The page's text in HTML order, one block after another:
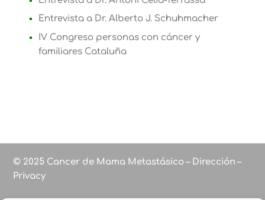
Entrevista a Dr. Alberto J. Schuhmacher
IV Congreso personas con cáncer y
familiares Cataluña
© 2025 Cancer de Mama Metastásico – Dirección –
Privacy